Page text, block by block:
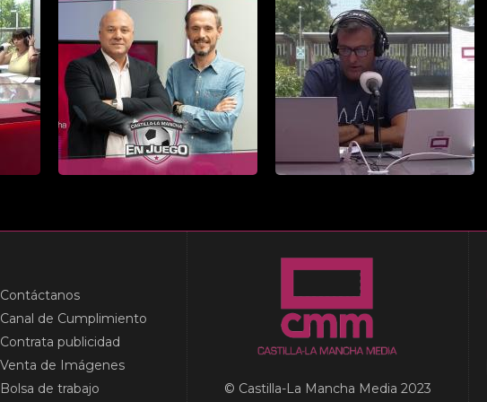
Contáctanos
Canal de Cumplimiento
Contrata publicidad
Venta de Imágenes
Bolsa de trabajo
© Castilla-La Mancha Media 2023